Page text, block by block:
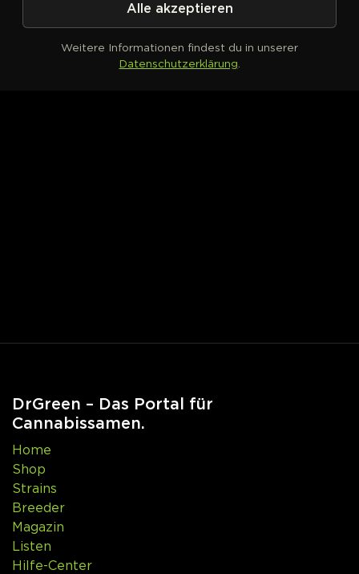
Kein Produkt definiert
DrGreen – Das Portal für
Cannabissamen.
Home
Shop
Strains
Breeder
Magazin
Listen
Hilfe-Center
Alle akzeptieren
Weitere Informationen findest du in unserer
Datenschutzerklärung